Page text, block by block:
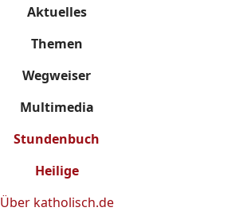
Aktuelles
Themen
Wegweiser
Multimedia
Stundenbuch
Heilige
Über katholisch.de